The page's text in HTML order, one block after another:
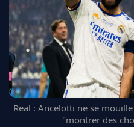
FC BARCELONE
MANCHESTER UNITED
CHELSEA
ARSENAL
BAYERN
L'AVIS DE LA RÉDAC'
Real : Ancelotti ne se
"montrer des